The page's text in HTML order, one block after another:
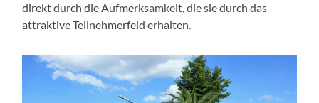
direkt durch die Aufmerksamkeit, die sie durch das
attraktive Teilnehmerfeld erhalten.